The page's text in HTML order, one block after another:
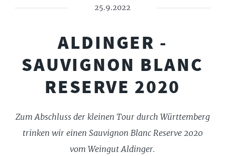
25.9.2022
ALDINGER -
SAUVIGNON BLANC
RESERVE 2020
Zum Abschluss der kleinen Tour durch Württemberg
trinken wir einen Sauvignon Blanc Reserve 2020
vom Weingut Aldinger.